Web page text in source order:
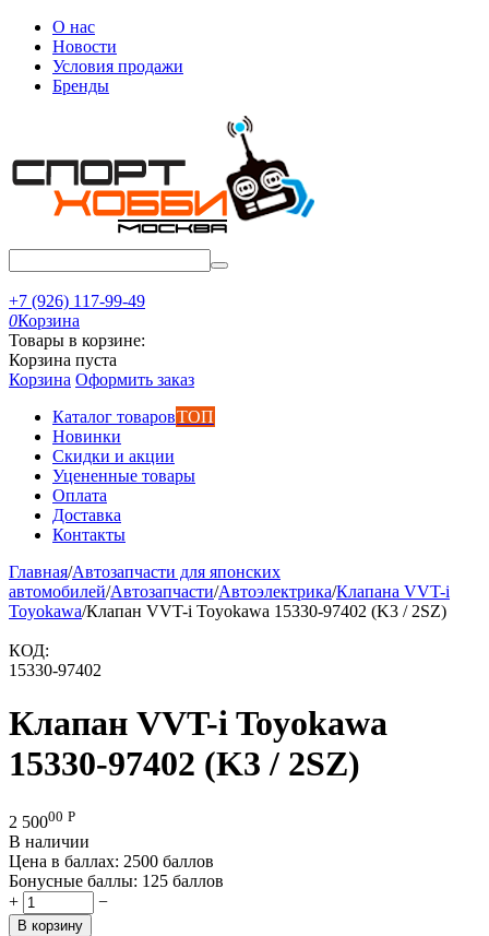
О нас
Новости
Условия продажи
Бренды
+7 (926) 117-99-49
0Корзина
Товары в корзине:
Корзина пуста
Корзина Оформить заказ
Каталог товаровТОП
Новинки
Скидки и акции
Уцененные товары
Оплата
Доставка
Контакты
Главная/Автозапчасти для японских
автомобилей/Автозапчасти/Автоэлектрика/Клапана VVT-i
Toyokawa/Клапан VVT-i Toyokawa 15330-97402 (K3 / 2SZ)
КОД:
15330-97402
Клапан VVT-i Toyokawa
15330-97402 (K3 / 2SZ)
2 50000 Р
В наличии
Цена в баллах: 2500 баллов
Бонусные баллы: 125 баллов
+
−
В корзину